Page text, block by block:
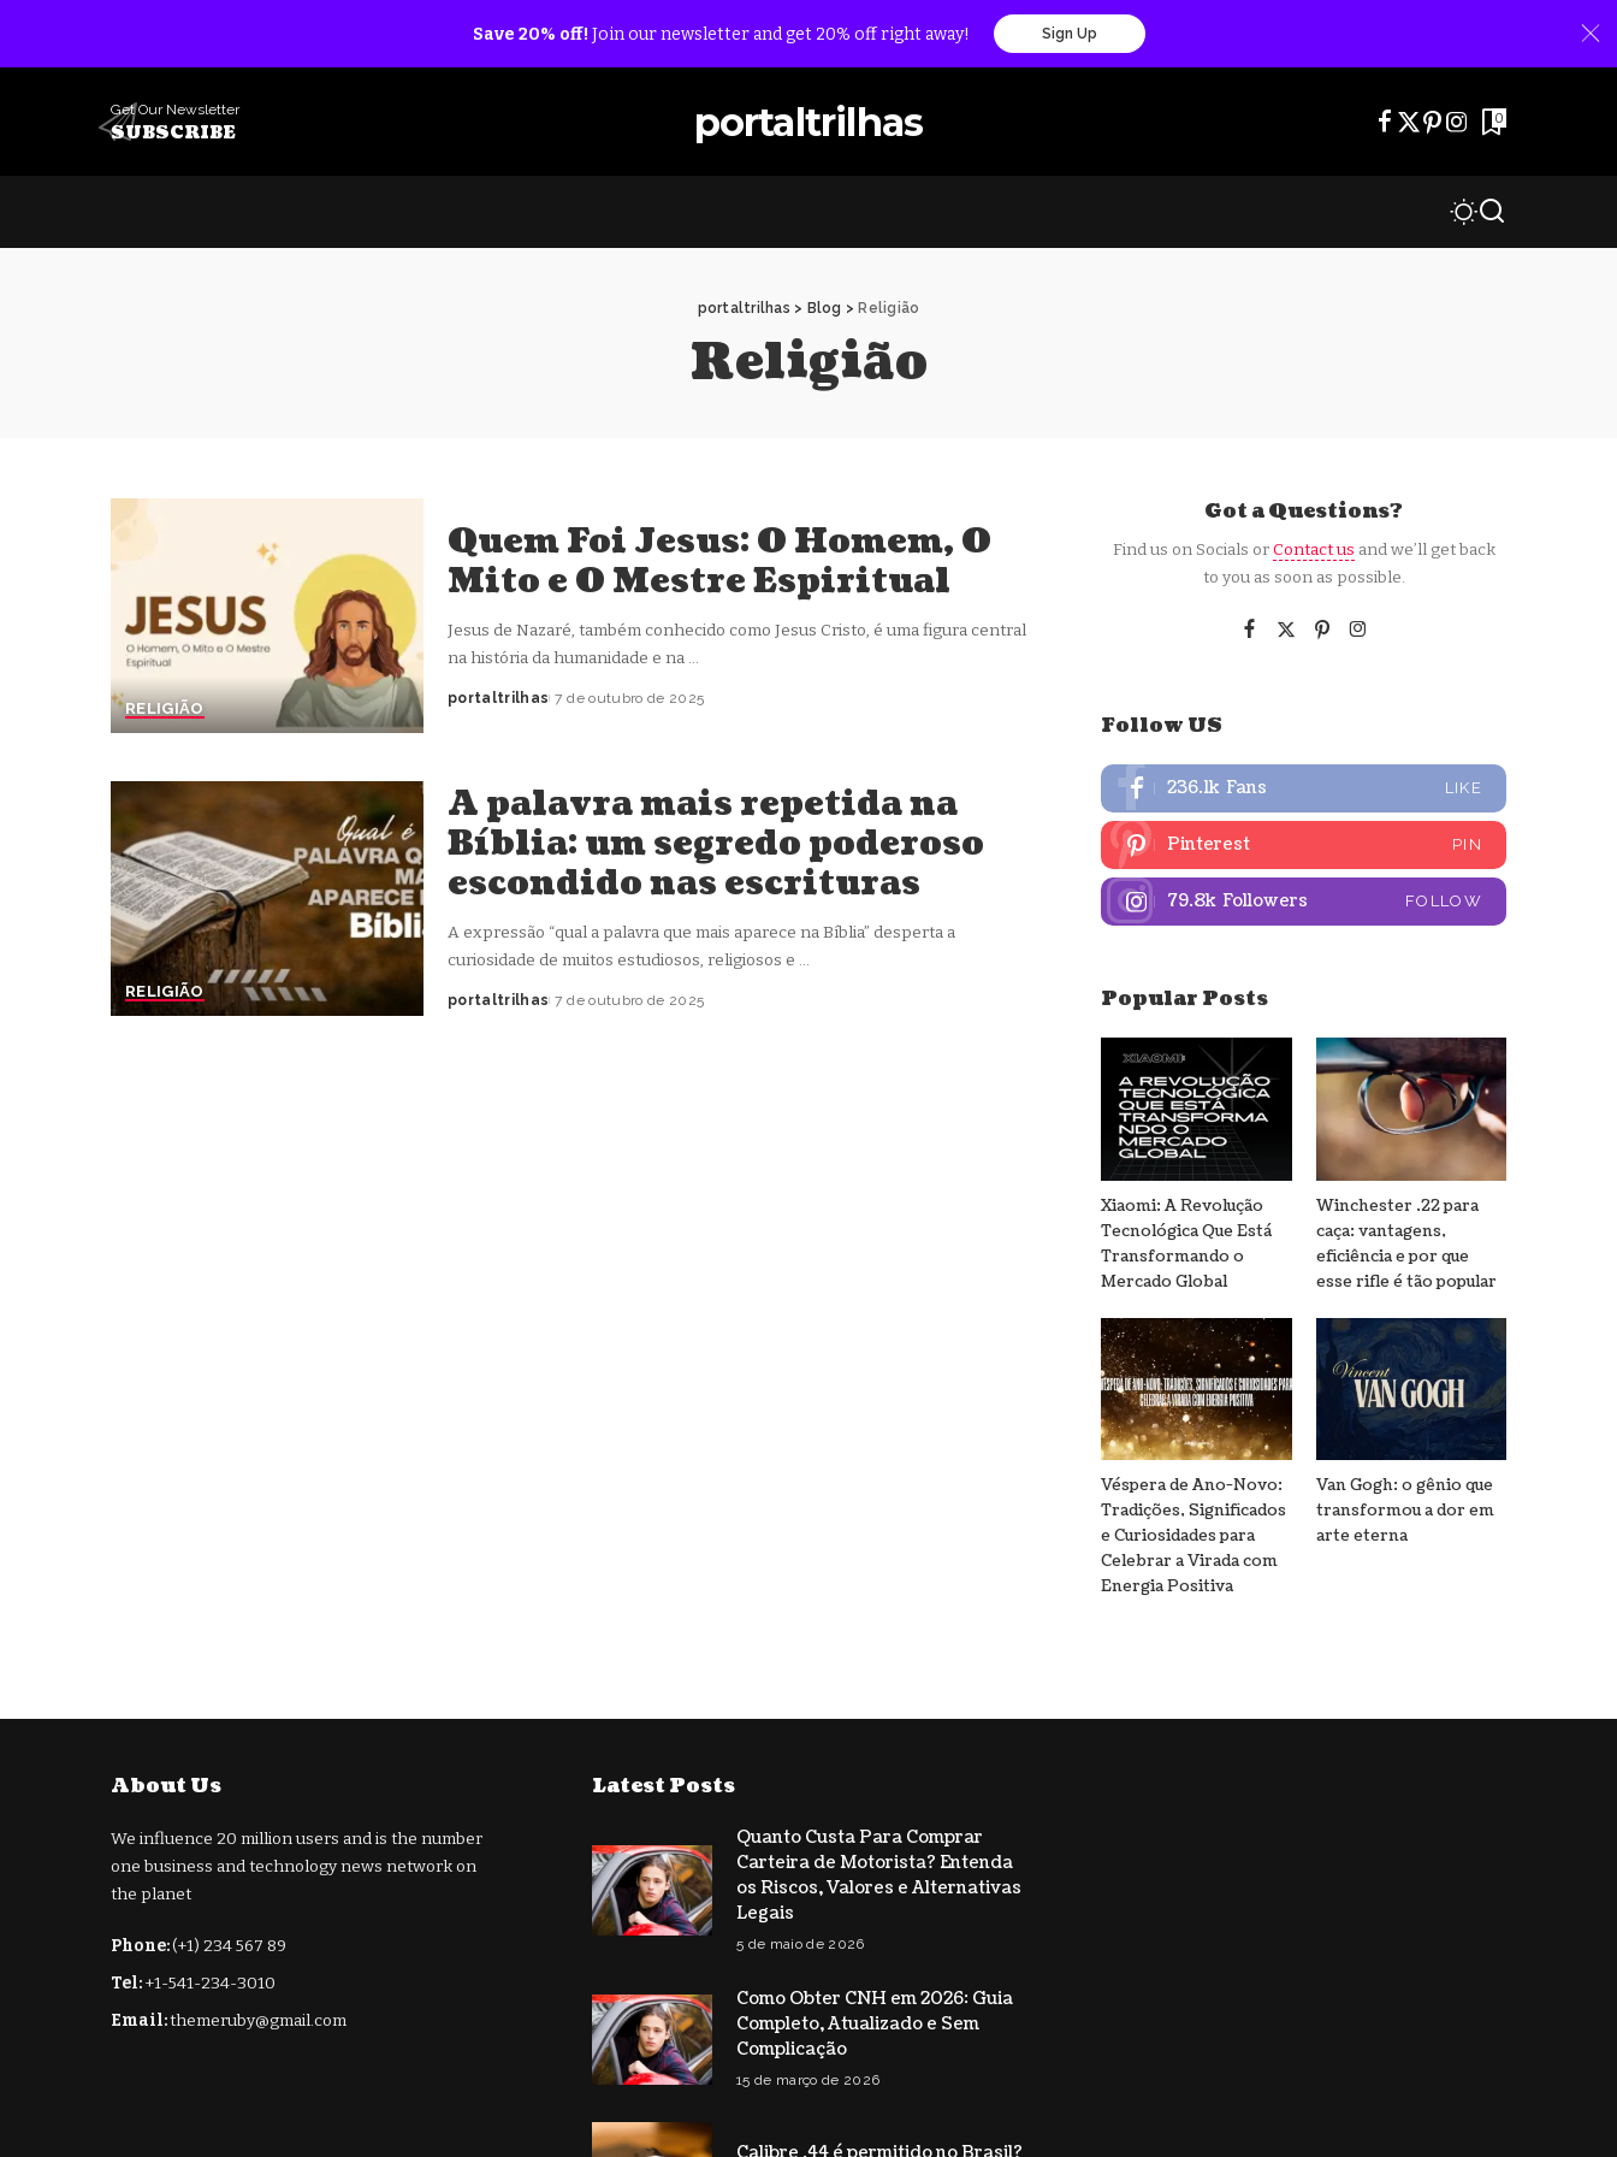
Save 20% off! Join our newsletter and get 20% off right away! Sign Up
Get Our Newsletter
SUBSCRIBE portaltrilhas 0
portaltrilhas > Blog > Religião
Religião
RELIGIÃO
Quem Foi Jesus: O Homem, O
Mito e O Mestre Espiritual
Jesus de Nazaré, também conhecido como Jesus Cristo, é uma figura central
na história da humanidade e na ...
Posted
portaltrilhas 7 de outubro de 2025
RELIGIÃO
A palavra mais repetida na
Bíblia: um segredo poderoso
escondido nas escrituras
A expressão “qual a palavra que mais aparece na Bíblia” desperta a
curiosidade de muitos estudiosos, religiosos e ...
Posted
portaltrilhas 7 de outubro de 2025
Got a Questions?
Find us on Socials orContact us and we’ll get back
to you as soon as possible.
Follow US
236.1k Fans LIKE
Pinterest PIN
79.8k Followers FOLLOW
Popular Posts
Xiaomi: A Revolução
Tecnológica Que Está
Transformando o
Mercado Global
Winchester .22 para
caça: vantagens,
eficiência e por que
esse rifle é tão popular
Véspera de Ano-Novo:
Tradições, Significados
e Curiosidades para
Celebrar a Virada com
Energia Positiva
Van Gogh: o gênio que
transformou a dor em
arte eterna
About Us
We influence 20 million users and is the number
one business and technology news network on
the planet
Phone:(+1) 234 567 89
Tel:+1-541-234-3010
Email:themeruby@gmail.com
Latest Posts
Quanto Custa Para Comprar
Carteira de Motorista? Entenda
os Riscos, Valores e Alternativas
Legais
5 de maio de 2026
Como Obter CNH em 2026: Guia
Completo, Atualizado e Sem
Complicação
15 de março de 2026